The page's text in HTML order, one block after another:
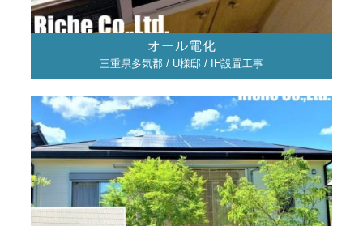
オール電化
三重県多気郡 / U様邸 / IH設置工事